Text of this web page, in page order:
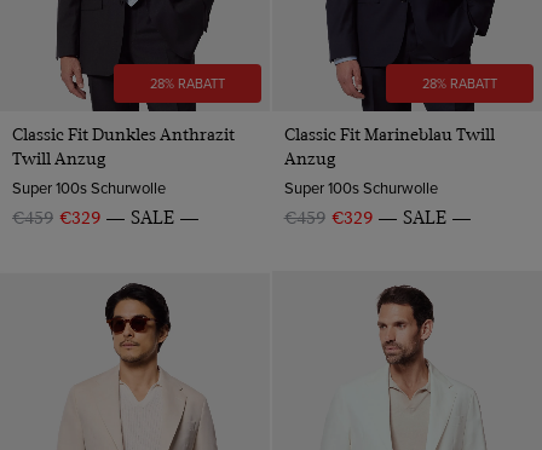
28% RABATT
Classic Fit Dunkles Anthrazit
Twill Anzug
Super 100s Schurwolle
€459 €329 SALE
28% RABATT
Classic Fit Marineblau Twill
Anzug
Super 100s Schurwolle
€459 €329 SALE